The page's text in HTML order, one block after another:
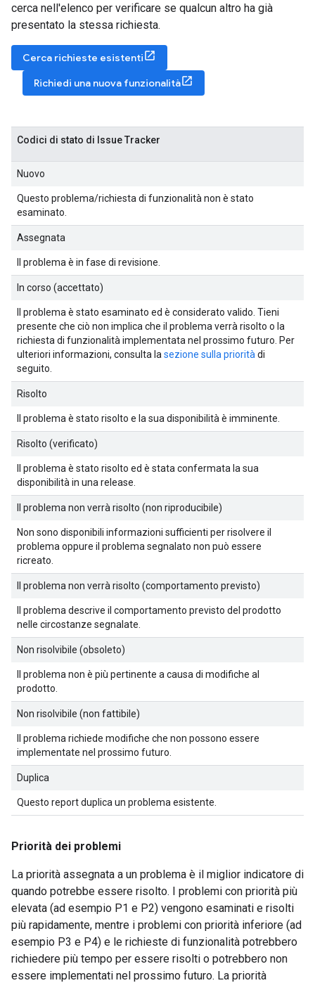
cerca nell'elenco per verificare se qualcun altro ha già
presentato la stessa richiesta.
Cerca richieste esistenti
Richiedi una nuova funzionalità
Codici di stato di Issue Tracker
Nuovo
Questo problema/richiesta di funzionalità non è stato
esaminato.
Assegnata
Il problema è in fase di revisione.
In corso (accettato)
Il problema è stato esaminato ed è considerato valido. Tieni
presente che ciò non implica che il problema verrà risolto o la
richiesta di funzionalità implementata nel prossimo futuro. Per
ulteriori informazioni, consulta la sezione sulla priorità di
seguito.
Risolto
Il problema è stato risolto e la sua disponibilità è imminente.
Risolto (verificato)
Il problema è stato risolto ed è stata confermata la sua
disponibilità in una release.
Il problema non verrà risolto (non riproducibile)
Non sono disponibili informazioni sufficienti per risolvere il
problema oppure il problema segnalato non può essere
ricreato.
Il problema non verrà risolto (comportamento previsto)
Il problema descrive il comportamento previsto del prodotto
nelle circostanze segnalate.
Non risolvibile (obsoleto)
Il problema non è più pertinente a causa di modifiche al
prodotto.
Non risolvibile (non fattibile)
Il problema richiede modifiche che non possono essere
implementate nel prossimo futuro.
Duplica
Questo report duplica un problema esistente.
Priorità dei problemi
La priorità assegnata a un problema è il miglior indicatore di
quando potrebbe essere risolto. I problemi con priorità più
elevata (ad esempio P1 e P2) vengono esaminati e risolti
più rapidamente, mentre i problemi con priorità inferiore (ad
esempio P3 e P4) e le richieste di funzionalità potrebbero
richiedere più tempo per essere risolti o potrebbero non
essere implementati nel prossimo futuro. La priorità